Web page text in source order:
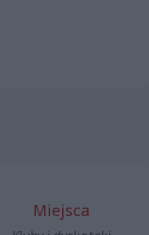
Miejsca